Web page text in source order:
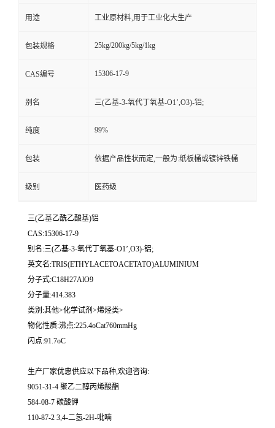
用途 工业原材料,用于工业化大生产
包装规格 25kg/200kg/5kg/1kg
CAS编号 15306-17-9
别名 三(乙基-3-氧代丁氧基-O1’,O3)-铝;
纯度 99%
包装 依据产品性状而定,一般为:纸板桶或镀锌铁桶
级别 医药级
三(乙基乙酰乙酸基)铝
CAS:15306-17-9
别名:三(乙基-3-氧代丁氧基-O1’,O3)-铝;
英文名:TRIS(ETHYLACETOACETATO)ALUMINIUM
分子式:C18H27AlO9
分子量:414.383
类别:其他>化学试剂>烯烃类>
物化性质:沸点:225.4oCat760mmHg
闪点:91.7oC
生产厂家优惠供应以下品种,欢迎咨询:
9051-31-4 聚乙二醇丙烯酸酯
584-08-7 碳酸钾
110-87-2 3,4-二氢-2H-吡喃